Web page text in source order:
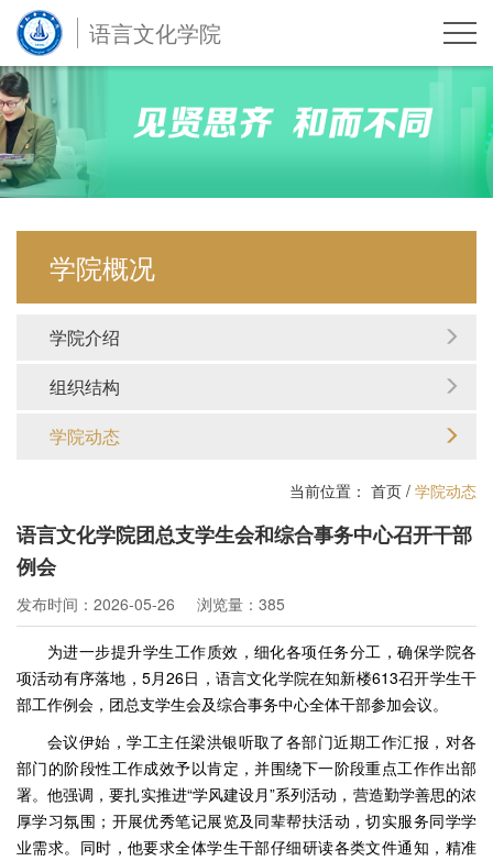
语言文化学院
学院概况
学院介绍
组织结构
学院动态
当前位置： 首页 / 学院动态
语言文化学院团总支学生会和综合事务中心召开干部
例会
发布时间：2026-05-26 浏览量：385
为进一步提升学生工作质效，细化各项任务分工，确保学院各
项活动有序落地，5月26日，语言文化学院在知新楼613召开学生干
部工作例会，团总支学生会及综合事务中心全体干部参加会议。
会议伊始，学工主任梁洪银听取了各部门近期工作汇报，对各
部门的阶段性工作成效予以肯定，并围绕下一阶段重点工作作出部
署。他强调，要扎实推进“学风建设月”系列活动，营造勤学善思的浓
厚学习氛围；开展优秀笔记展览及同辈帮扶活动，切实服务同学学
业需求。同时，他要求全体学生干部仔细研读各类文件通知，精准